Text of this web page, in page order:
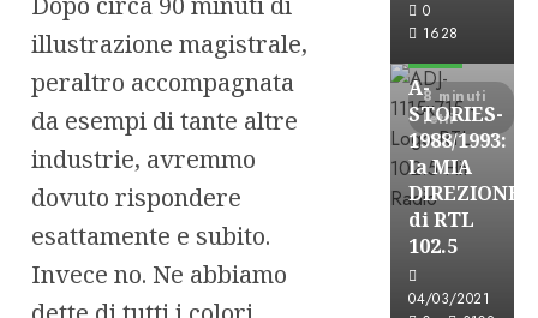
illustrazione magistrale,
peraltro accompagnata
da esempi di tante altre
industrie, avremmo
dovuto rispondere
esattamente e subito.
Invece no. Ne abbiamo
0
1628
8 minuti
letti
Formazione
A-
STORIES-
1988/1993:
la MIA
DIREZIONE
di RTL
102.5
04/03/2021
A-Stories
Formazione